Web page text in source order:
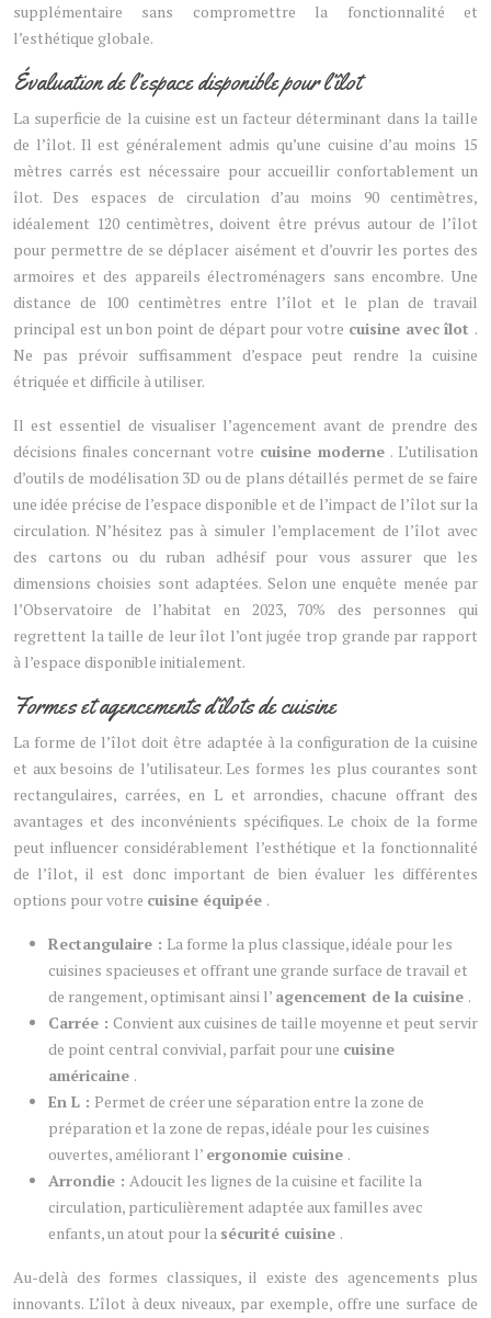
supplémentaire sans compromettre la fonctionnalité et
l’esthétique globale.
Évaluation de l’espace disponible pour l’îlot
La superficie de la cuisine est un facteur déterminant dans la taille
de l’îlot. Il est généralement admis qu’une cuisine d’au moins 15
mètres carrés est nécessaire pour accueillir confortablement un
îlot. Des espaces de circulation d’au moins 90 centimètres,
idéalement 120 centimètres, doivent être prévus autour de l’îlot
pour permettre de se déplacer aisément et d’ouvrir les portes des
armoires et des appareils électroménagers sans encombre. Une
distance de 100 centimètres entre l’îlot et le plan de travail
principal est un bon point de départ pour votre cuisine avec îlot .
Ne pas prévoir suffisamment d’espace peut rendre la cuisine
étriquée et difficile à utiliser.
Il est essentiel de visualiser l’agencement avant de prendre des
décisions finales concernant votre cuisine moderne . L’utilisation
d’outils de modélisation 3D ou de plans détaillés permet de se faire
une idée précise de l’espace disponible et de l’impact de l’îlot sur la
circulation. N’hésitez pas à simuler l’emplacement de l’îlot avec
des cartons ou du ruban adhésif pour vous assurer que les
dimensions choisies sont adaptées. Selon une enquête menée par
l’Observatoire de l’habitat en 2023, 70% des personnes qui
regrettent la taille de leur îlot l’ont jugée trop grande par rapport
à l’espace disponible initialement.
Formes et agencements d’îlots de cuisine
La forme de l’îlot doit être adaptée à la configuration de la cuisine
et aux besoins de l’utilisateur. Les formes les plus courantes sont
rectangulaires, carrées, en L et arrondies, chacune offrant des
avantages et des inconvénients spécifiques. Le choix de la forme
peut influencer considérablement l’esthétique et la fonctionnalité
de l’îlot, il est donc important de bien évaluer les différentes
options pour votre cuisine équipée .
Rectangulaire : La forme la plus classique, idéale pour les
cuisines spacieuses et offrant une grande surface de travail et
de rangement, optimisant ainsi l’ agencement de la cuisine .
Carrée : Convient aux cuisines de taille moyenne et peut servir
de point central convivial, parfait pour une cuisine
américaine .
En L : Permet de créer une séparation entre la zone de
préparation et la zone de repas, idéale pour les cuisines
ouvertes, améliorant l’ ergonomie cuisine .
Arrondie : Adoucit les lignes de la cuisine et facilite la
circulation, particulièrement adaptée aux familles avec
enfants, un atout pour la sécurité cuisine .
Au-delà des formes classiques, il existe des agencements plus
innovants. L’îlot à deux niveaux, par exemple, offre une surface de